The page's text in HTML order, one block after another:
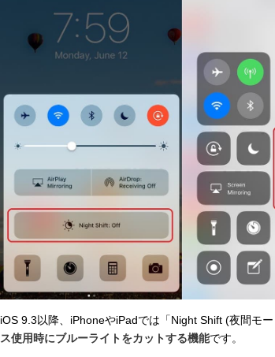
iOS 9.3以降、iPhoneやiPadでは「Night Shift (夜間モ
ス使用時にブルーライトをカットする機能です。